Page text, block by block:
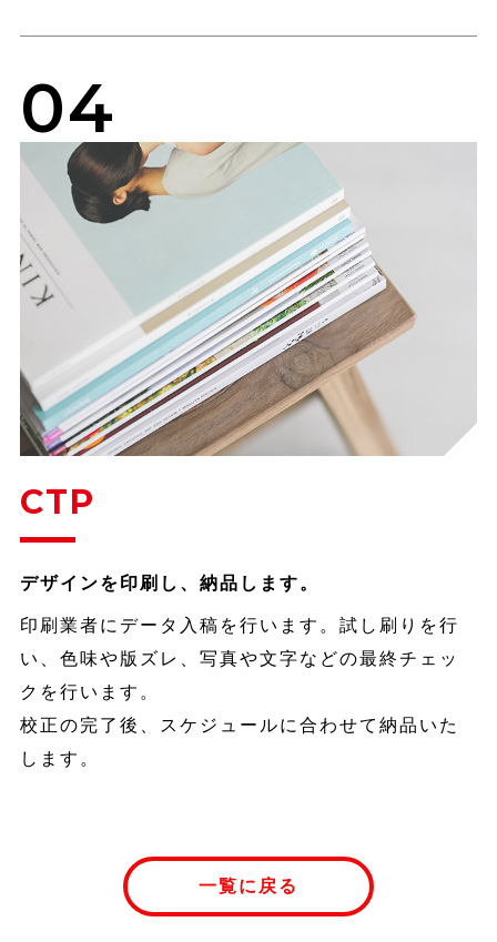
04
CTP
デザインを印刷し、納品します。
印刷業者にデータ入稿を行います。試し刷りを行
い、色味や版ズレ、写真や文字などの最終チェッ
クを行います。
校正の完了後、スケジュールに合わせて納品いた
します。
一覧に戻る